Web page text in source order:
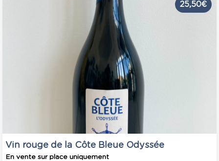
Vin rouge de la Côte Bleue Odyssée
En vente sur place uniquement
25,50 €